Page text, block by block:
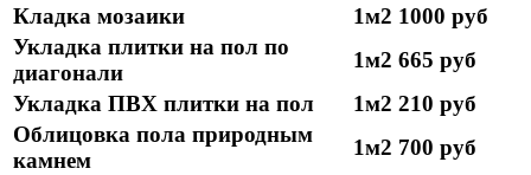
Кладка мозаики
1м2 1000 руб
Укладка плитки на пол по
диагонали
1м2 665 руб
Укладка ПВХ плитки на пол
1м2 210 руб
Облицовка пола природным
камнем
1м2 700 руб